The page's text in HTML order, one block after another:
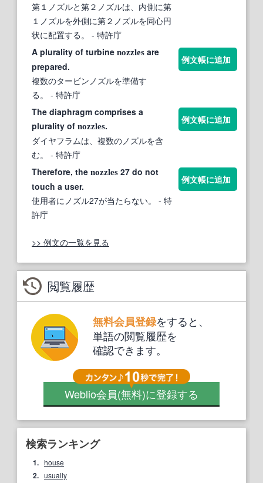
第１ノズルと第２ノズルは、内側に第
１ノズルを外側に第２ノズルを同心円
状に配置する。
- 特許庁
A plurality of turbine nozzles are
prepared.
複数のタービンノズルを準備す
る。
- 特許庁
例文帳に追加
The diaphragm comprises a
plurality of nozzles.
ダイヤフラムは、複数のノズルを含
む。
- 特許庁
例文帳に追加
Therefore, the nozzles 27 do not
touch a user.
使用者にノズル27が当たらない。
- 特
許庁
例文帳に追加
>> 例文の一覧を見る
閲覧履歴
無料会員登録をすると、
単語の閲覧履歴を
確認できます。
Weblio会員(無料)に登録する
検索ランキング
1. house
2. usually